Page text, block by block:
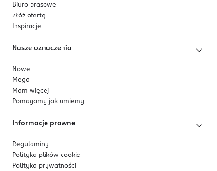
Biuro prasowe
Złóż ofertę
Inspiracje
Nasze oznaczenia
Nowe
Mega
Mam więcej
Pomagamy jak umiemy
Informacje prawne
Regulaminy
Polityka plików cookie
Polityka prywatności